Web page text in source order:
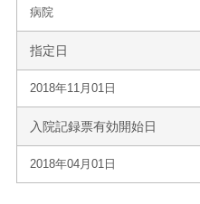
病院
指定日
2018年11月01日
入院記録票有効開始日
2018年04月01日